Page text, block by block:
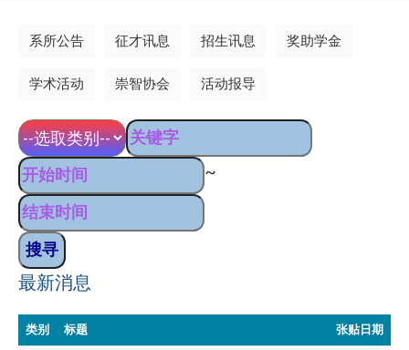
系所公告 征才讯息 招生讯息 奖助学金
学术活动 崇智协会 活动报导
~
最新消息
类别 标题 张贴日期